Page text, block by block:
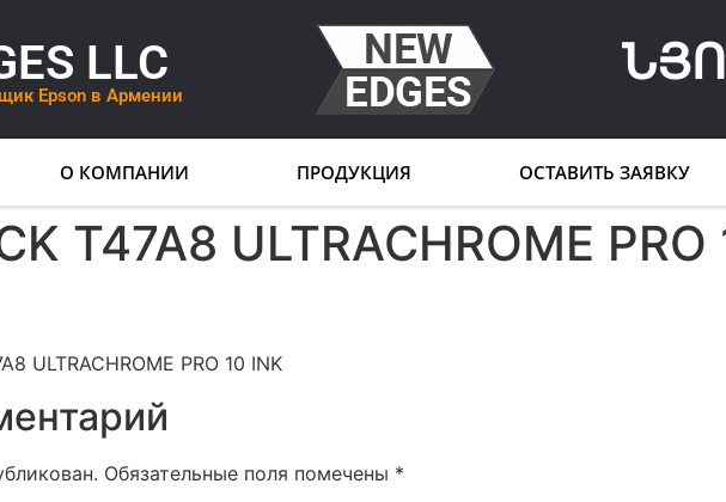
LLC
Epson в Армении
О КОМПАНИИ ПРОДУКЦИЯ ОСТАВИТЬ ЗАЯВКУ
T47A8 ULTRACHROME PRO
ULTRACHROME PRO 10 INK
Обязательные поля помечены *